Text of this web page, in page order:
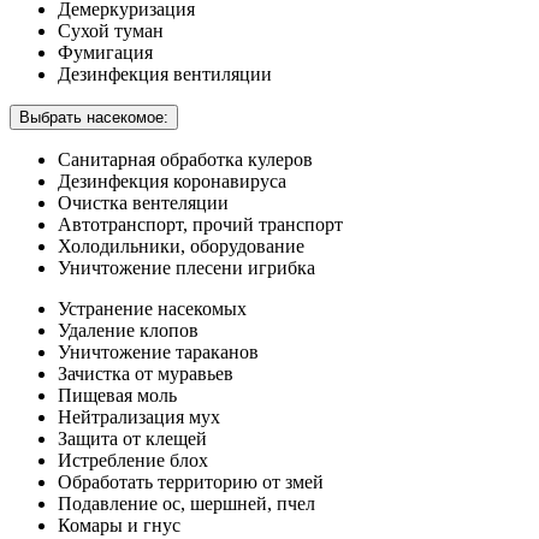
Демеркуризация
Сухой туман
Фумигация
Дезинфекция вентиляции
Выбрать насекомое:
Санитарная обработка кулеров
Дезинфекция коронавируса
Очистка вентеляции
Автотранспорт, прочий транспорт
Холодильники, оборудование
Уничтожение плесени игрибка
Устранение насекомых
Удаление клопов
Уничтожение тараканов
Зачистка от муравьев
Пищевая моль
Нейтрализация мух
Защита от клещей
Истребление блох
Обработать территорию от змей
Подавление ос, шершней, пчел
Комары и гнус